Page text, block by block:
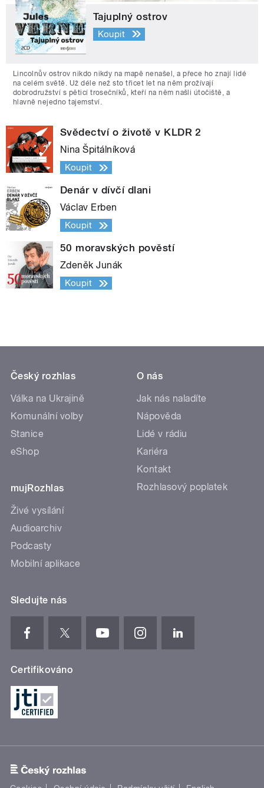
Tajuplný ostrov
Koupit
Lincolnův ostrov nikdo nikdy na mapě nenašel, a přece ho znají lidé
na celém světě. Už déle než sto třicet let na něm prožívají
dobrodružství s pěticí trosečníků, kteří na něm našli útočiště, a
hlavně nejedno tajemství.
Svědectví o životě v KLDR 2
Nina Špitálníková
Koupit
Denár v dívčí dlani
Václav Erben
Koupit
50 moravských pověstí
Zdeněk Junák
Koupit
Český rozhlas
Válka na Ukrajině
Komunální volby
Stanice
eShop
mujRozhlas
Živé vysílání
Audioarchiv
Podcasty
Mobilní aplikace
O nás
Jak nás naladíte
Nápověda
Lidé v rádiu
Kariéra
Kontakt
Rozhlasový poplatek
Sledujte nás
Certifikováno